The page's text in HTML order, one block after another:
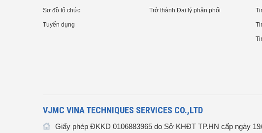
Sơ đồ tổ chức
Tuyển dụng
Trở thành Đại lý phân phối
VJMC VINA TECHNIQUES SERVICES CO.,LTD
Giấy phép ĐKKD 0106883965 do Sở KHĐT TP.HN cấp ngày